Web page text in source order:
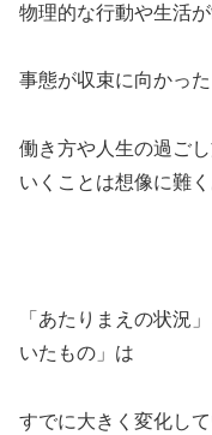
物理的な行動や生活
事態が収束に向かっ
働き方や人生の過ご
いくことは想像に難く
「あたりまえの状況
いたもの」は
すでに大きく変化して